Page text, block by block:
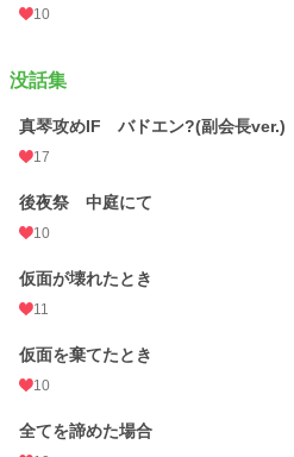
10
没話集
真琴攻めIF バドエン?(副会長ver.)
17
後夜祭 中庭にて
10
仮面が壊れたとき
11
仮面を棄てたとき
10
全てを諦めた場合